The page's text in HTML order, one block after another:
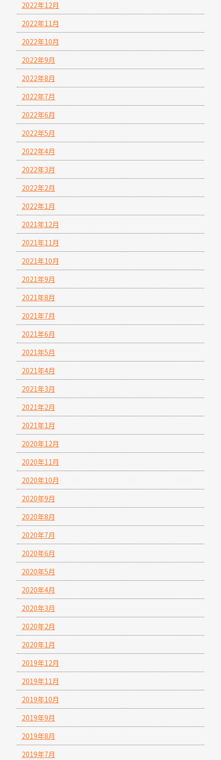
2022年12月
2022年11月
2022年10月
2022年9月
2022年8月
2022年7月
2022年6月
2022年5月
2022年4月
2022年3月
2022年2月
2022年1月
2021年12月
2021年11月
2021年10月
2021年9月
2021年8月
2021年7月
2021年6月
2021年5月
2021年4月
2021年3月
2021年2月
2021年1月
2020年12月
2020年11月
2020年10月
2020年9月
2020年8月
2020年7月
2020年6月
2020年5月
2020年4月
2020年3月
2020年2月
2020年1月
2019年12月
2019年11月
2019年10月
2019年9月
2019年8月
2019年7月